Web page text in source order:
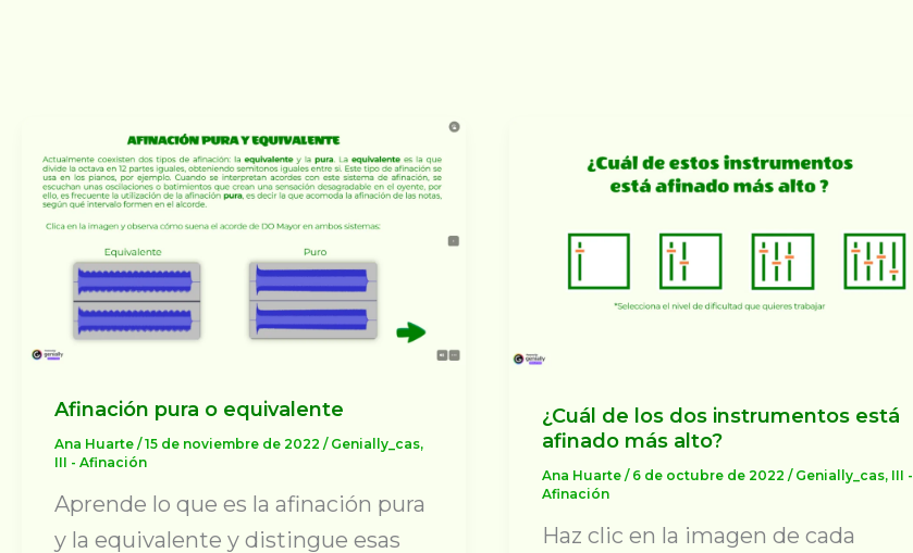
Afinación pura o equivalente
Ana Huarte /15 de noviembre de 2022 / Genially_cas,
III - Afinación
Aprende lo que es la afinación pura
y la equivalente y distingue esas
¿Cuál de los dos instrumentos está
afinado más alto?
Ana Huarte / 6 de octubre de 2022 / Genially_cas, III -
Afinación
Haz clic en la imagen de cada